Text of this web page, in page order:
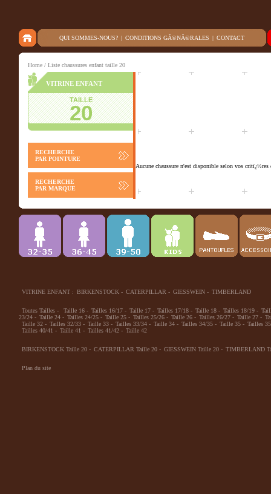
QUI SOMMES-NOUS? | CONDITIONS GÃ©NÃ©RALES | CONTACT
Home / Liste chaussures enfant taille 20
VITRINE ENFANT
TAILLE
20
RECHERCHE
PAR POINTURE
RECHERCHE
PAR MARQUE
Aucune chaussure n'est disponible selon vos critï¿½res
VITRINE ENFANT : BIRKENSTOCK - CATERPILLAR - GIESSWEIN - TIMBERLAND
Toutes Tailles - Taille 16 - Tailles 16/17 - Taille 17 - Tailles 17/18 - Taille 18 - Tailles 18/19 -
23/24 - Taille 24 - Tailles 24/25 - Taille 25 - Tailles 25/26 - Taille 26 - Tailles 26/27 - Taille 27 -
Taille 32 - Tailles 32/33 - Taille 33 - Tailles 33/34 - Taille 34 - Tailles 34/35 - Taille 35 - Tailles
Tailles 40/41 - Taille 41 - Tailles 41/42 - Taille 42
BIRKENSTOCK Taille 20 - CATERPILLAR Taille 20 - GIESSWEIN Taille 20 - TIMBERLAND
Plan du site